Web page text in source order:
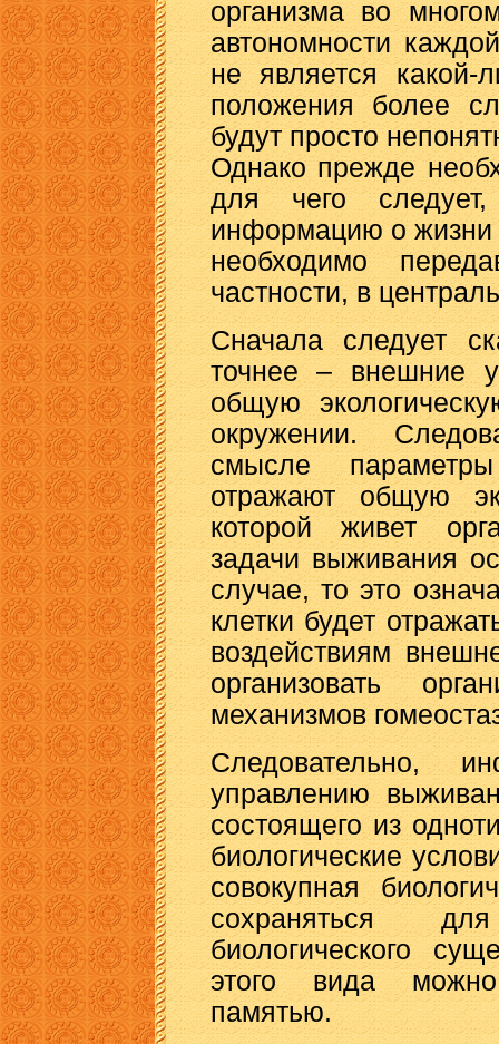
организма во
автономности
не является какой-
положения более
будут просто
Однако прежде
для чего
информацию о жизни
необходимо
частности, в
Сначала следует
точнее – внешние
общую
окружении.
смысле
отражают общую
которой живет
задачи выживания
случае, то это
клетки будет
воздействиям
организовать
механизмов
Следовательно,
управлению
состоящего из
биологические
совокупная
сохраняться
биологического
этого вида
памятью.